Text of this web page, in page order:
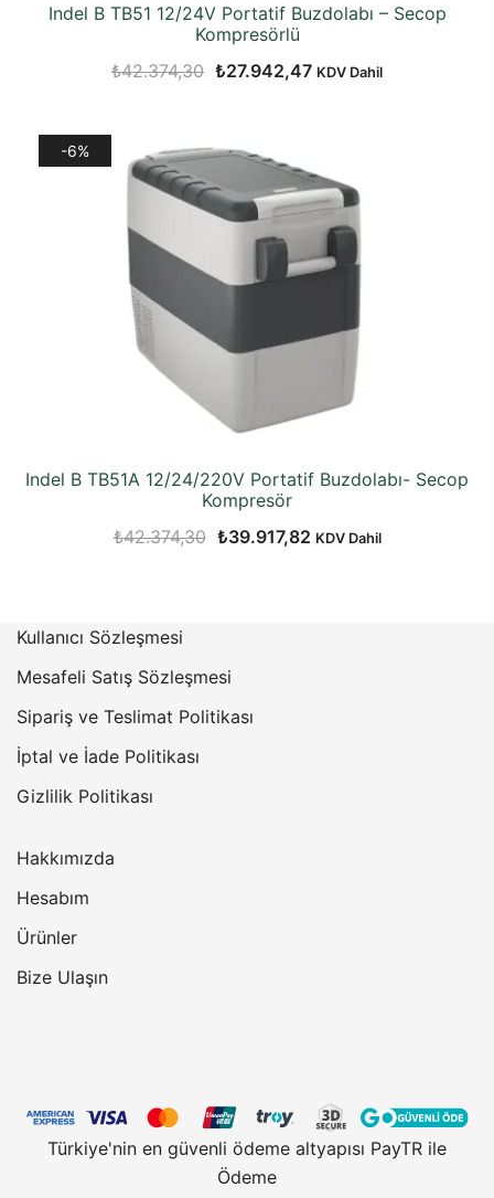
Indel B TB51 12/24V Portatif Buzdolabı – Secop
Kompresörlü
₺42.374,30 Orijinal
₺27.942,47Şu
KDV Dahil
-6%
Indel B TB51A 12/24/220V Portatif Buzdolabı- Secop
Kompresör
₺42.374,30 Orijinal
₺39.917,82Şu
KDV Dahil
Kullanıcı Sözleşmesi
Mesafeli Satış Sözleşmesi
Sipariş ve Teslimat Politikası
İptal ve İade Politikası
Gizlilik Politikası
Hakkımızda
Hesabım
Ürünler
Bize Ulaşın
Türkiye'nin en güvenli ödeme altyapısı PayTR ile
Ödeme